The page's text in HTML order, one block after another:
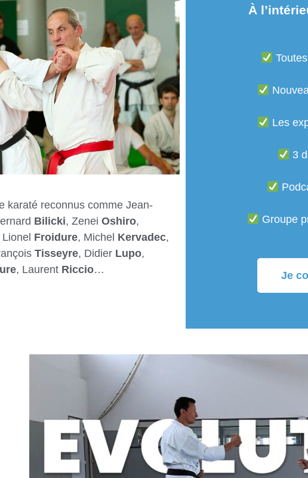
karaté reconnus comme Jean-
Bilicki, Zenei Oshiro,
Lionel Froidure, Michel Kervadec,
Tisseyre, Didier Lupo,
, Laurent Riccio…
À
Les
3
Groupe
Je